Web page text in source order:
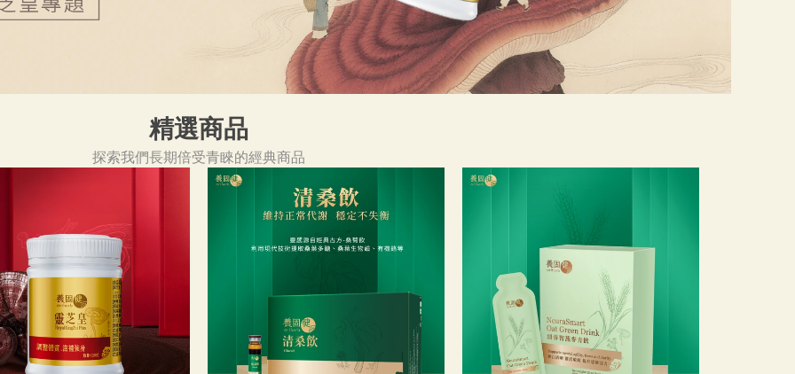
精選商品
探索我們長期倍受青睞的經典商品